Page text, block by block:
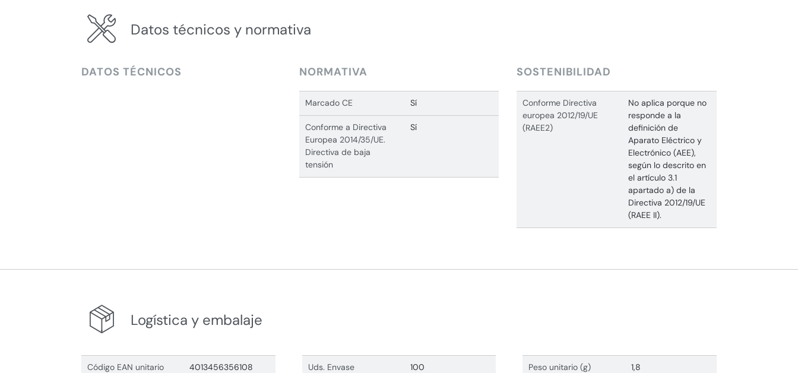
Datos técnicos y normativa
DATOS TÉCNICOS NORMATIVA
Marcado CE Sí
Conforme a Directiva
Europea 2014/35/UE.
Directiva de baja
tensión
Sí
SOSTENIBILIDAD
Conforme Directiva
europea 2012/19/UE
(RAEE2)
No aplica porque no
responde a la
definición de
Aparato Eléctrico y
Electrónico (AEE),
según lo descrito en
el artículo 3.1
apartado a) de la
Directiva 2012/19/UE
(RAEE II).
Logística y embalaje
Código EAN unitario 4013456356108 Uds. Envase 100 Peso unitario (g) 1,8